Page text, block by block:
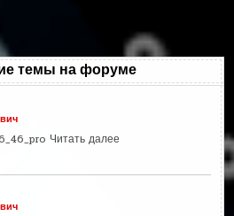
темы на форуме
Читать далее